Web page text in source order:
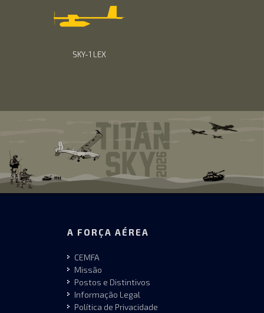
SKY-1 LEX
A FORÇA AÉREA
CEMFA
Missão
Postos e Distintivos
Informação Legal
Política de Privacidade